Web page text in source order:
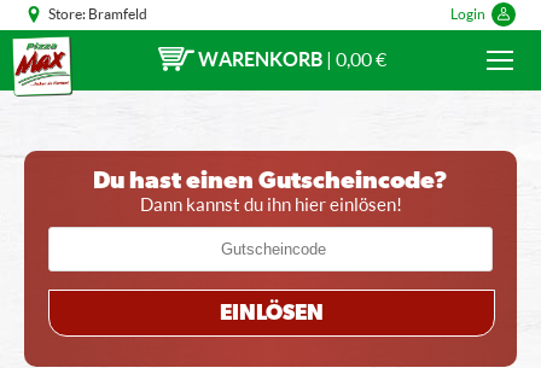
Store: Bramfeld Login
WARENKORB | 0,00 €
Du hast einen Gutscheincode?
Dann kannst du ihn hier einlösen!
EINLÖSEN